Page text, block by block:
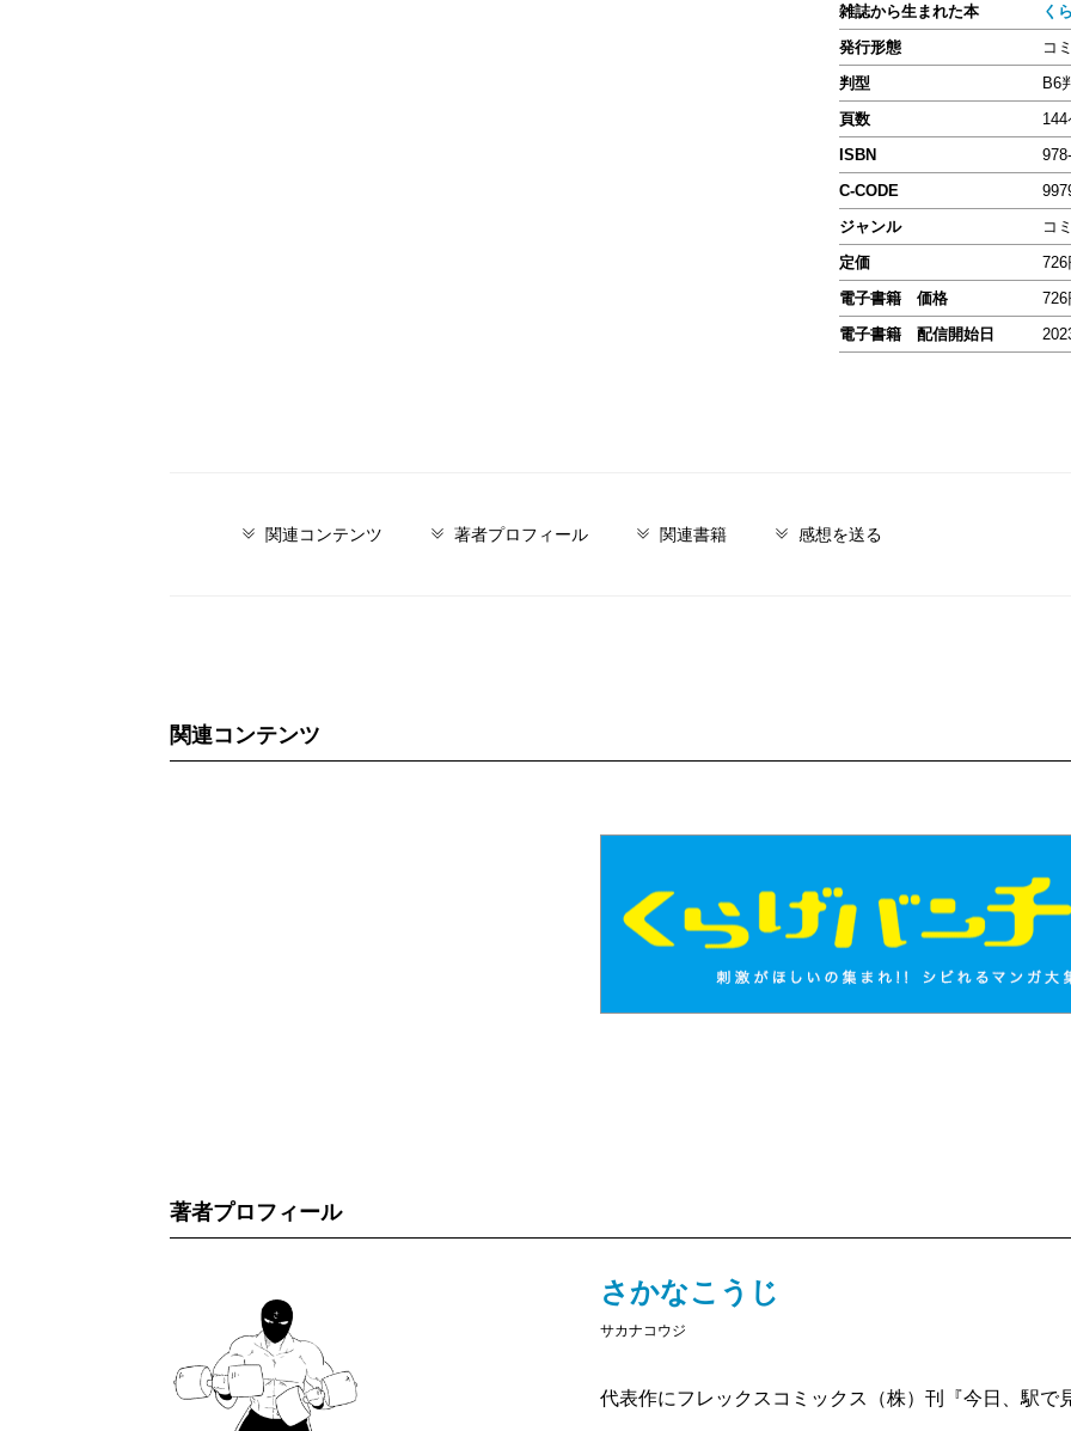
雑誌から生まれた本
く
発行形態
コ
判型
B6
頁数
ISBN
C-CODE
ジャンル
コ
定価
726
電子書籍 価格
726
電子書籍 配信開始日
関連コンテンツ 著者プロフィール 関連書籍 感想を送る
関連コンテンツ
著者プロフィール
さかなこうじ
サカナコウジ
代表作にフレックスコミックス（株）刊『今日、駅